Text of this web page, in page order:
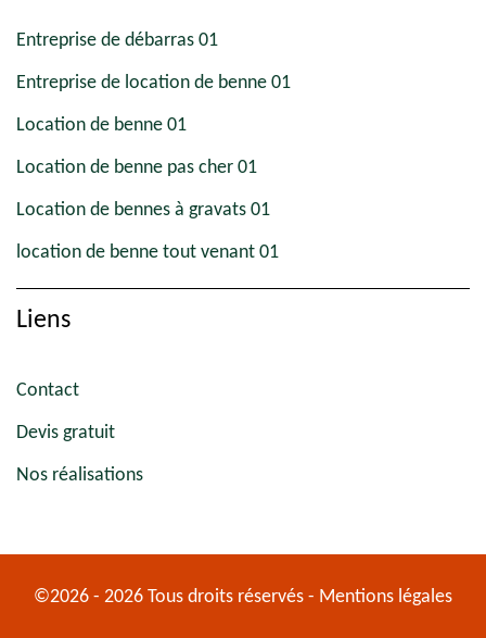
Entreprise de débarras 01
Entreprise de location de benne 01
Location de benne 01
Location de benne pas cher 01
Location de bennes à gravats 01
location de benne tout venant 01
Liens
Contact
Devis gratuit
Nos réalisations
©2026 - 2026 Tous droits réservés - Mentions légales